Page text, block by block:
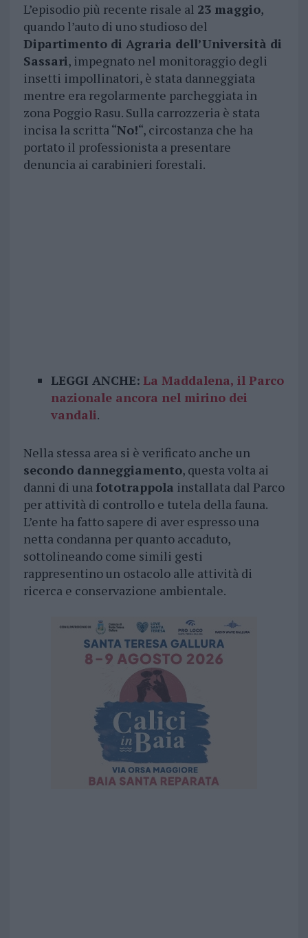
L’episodio più recente risale al 23 maggio,
quando l’auto di uno studioso del
Dipartimento di Agraria dell’Università di
Sassari, impegnato nel monitoraggio degli
insetti impollinatori, è stata danneggiata
mentre era regolarmente parcheggiata in
zona Poggio Rasu. Sulla carrozzeria è stata
incisa la scritta “No!“, circostanza che ha
portato il professionista a presentare
denuncia ai carabinieri forestali.
LEGGI ANCHE: La Maddalena, il Parco
nazionale ancora nel mirino dei
vandali.
Nella stessa area si è verificato anche un
secondo danneggiamento, questa volta ai
danni di una fototrappola installata dal Parco
per attività di controllo e tutela della fauna.
L’ente ha fatto sapere di aver espresso una
netta condanna per quanto accaduto,
sottolineando come simili gesti
rappresentino un ostacolo alle attività di
ricerca e conservazione ambientale.